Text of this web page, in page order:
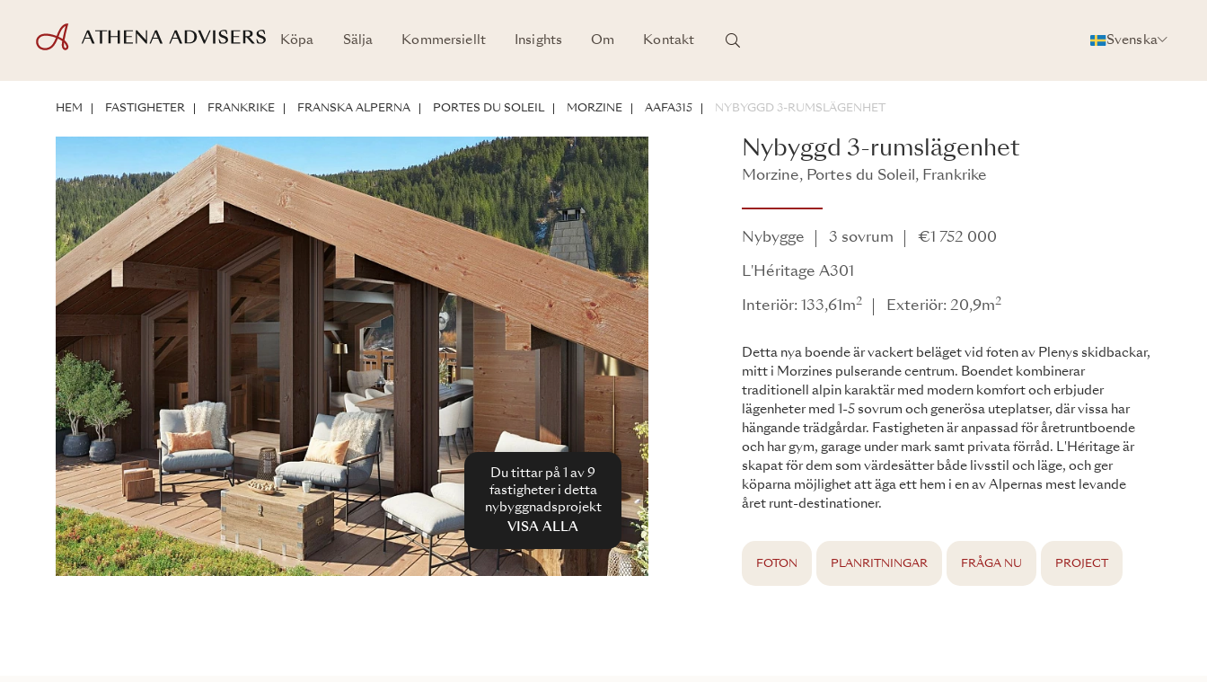
Köpa Sälja Kommersiellt Insights Om Kontakt Svenska
HEM FASTIGHETER FRANKRIKE FRANSKA ALPERNA PORTES DU SOLEIL MORZINE AAFA315 NYBYGGD 3-RUMSLÄGENHET
Du tittar på 1 av9
fastigheter i detta
nybyggnadsprojekt
VISA ALLA
Nybyggd 3-rumslägenhet
Morzine, Portes du Soleil, Frankrike
Nybygge 3 sovrum €1 752 000
L'Héritage A301
Interiör: 133,61m2 Exteriör: 20,9m2
Detta nya boende är vackert beläget vid foten av Plenys skidbackar,
mitt i Morzines pulserande centrum. Boendet kombinerar
traditionell alpin karaktär med modern komfort och erbjuder
lägenheter med 1-5 sovrum och generösa uteplatser, där vissa har
hängande trädgårdar. Fastigheten är anpassad för åretruntboende
och har gym, garage under mark samt privata förråd. L'Héritage är
skapat för dem som värdesätter både livsstil och läge, och ger
köparna möjlighet att äga ett hem i en av Alpernas mest levande
året runt-destinationer.
FOTON PLANRITNINGAR FRÅGA NU PROJECT